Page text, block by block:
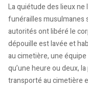
La quiétude des lieux ne
funérailles musulmanes
autorités ont libéré le
dépouille est lavée et
au cimetière, une
qu’une heure ou deux,
transporté au cimetière